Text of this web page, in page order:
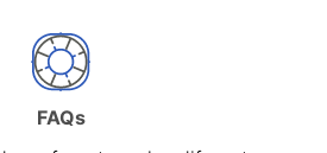
FAQs